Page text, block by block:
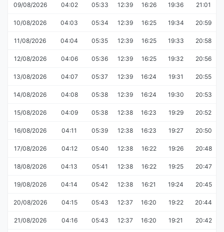
09/08/2026 04:02 05:33 12:39 16:26 19:36 21:01
10/08/2026 04:03 05:34 12:39 16:25 19:34 20:59
11/08/2026 04:04 05:35 12:39 16:25 19:33 20:58
12/08/2026 04:06 05:36 12:39 16:25 19:32 20:56
13/08/2026 04:07 05:37 12:39 16:24 19:31 20:55
14/08/2026 04:08 05:38 12:39 16:24 19:30 20:53
15/08/2026 04:09 05:38 12:38 16:23 19:29 20:52
16/08/2026 04:11 05:39 12:38 16:23 19:27 20:50
17/08/2026 04:12 05:40 12:38 16:22 19:26 20:48
18/08/2026 04:13 05:41 12:38 16:22 19:25 20:47
19/08/2026 04:14 05:42 12:38 16:21 19:24 20:45
20/08/2026 04:15 05:43 12:37 16:20 19:22 20:44
21/08/2026 04:16 05:43 12:37 16:20 19:21 20:42